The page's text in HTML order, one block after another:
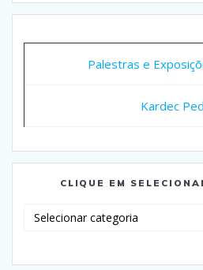
Palestras e
Kardec
CLIQUE EM